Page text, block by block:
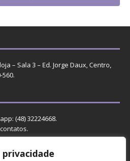
– Sala 3 – Ed. Jorge Daux, Centro,
560.
(48) 32224668.
.